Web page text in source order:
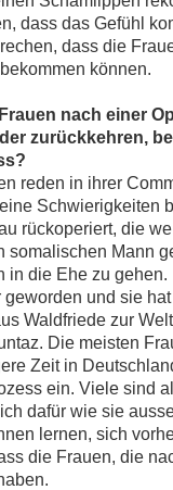
dass das Gefühl
dass die
können.
nach einer
zurückkehren,
reden in ihrer
Schwierigkeiten
rückoperiert, die
somalischen Mann
in die Ehe zu
und sie
Waldfriede zur
Die meisten
Zeit in
ein. Viele sind
dafür wie sie
lernen, sich
die Frauen, die